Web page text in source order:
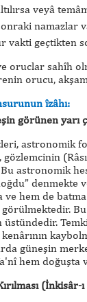
veyâ
namazlar
vakti geçtikten
oruclar sahîh
orucu,
îzâhı:
görünen yarı
astronomik
, gözlemcinin
astronomik
denmekte
ve hem de
üstündedir.
güneşin
hem doğuşta
(İnkisâr-